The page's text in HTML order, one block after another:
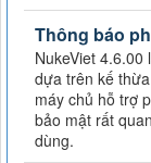
Thông báo
NukeViet 4.6.00
dựa trên kế
máy chủ hỗ trợ
bảo mật rất
dùng.